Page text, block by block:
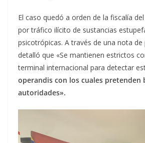
El caso quedó a orden de la fiscalía
por tráfico ilícito de sustancias
psicotrópicas. A través de una nota de
detalló que «Se mantienen estrictos
terminal internacional para detectar
operandis con los cuales pretenden
autoridades».